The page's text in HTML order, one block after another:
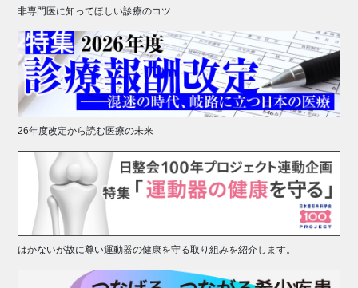
非専門医に知ってほしい診療のコツ
26年度改定から読む医療の未来
はかないが故に尊い運動器の健康を守る取り組みを紹介します。